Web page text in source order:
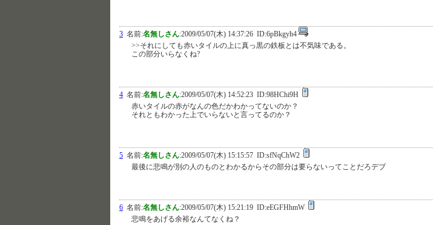
3 名前:名無しさん:2009/05/07(木) 14:37:26 ID:6pBkgyh4
>>それにしても赤いタイルの上に真っ黒の鉄板とは不気味である。
この部分いらなくね?
4 名前:名無しさん:2009/05/07(木) 14:52:23 ID:98HChi9H
赤いタイルの赤がなんの色だかわかってないのか？
それともわかった上でいらないと言ってるのか？
5 名前:名無しさん:2009/05/07(木) 15:15:57 ID:sfNqChW2
最後に悲鳴が別の人のものとわかるからその部分は要らないってことだろデブ
6 名前:名無しさん:2009/05/07(木) 15:21:19 ID:eEGFHhmW
悲鳴をあげる余裕なんてなくね？